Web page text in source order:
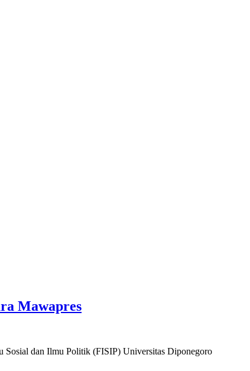
Mawapres
Sosial dan Ilmu Politik (FISIP) Universitas Diponegoro